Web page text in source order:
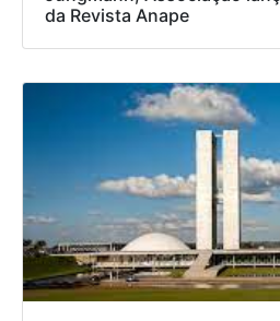
da Revista Anape